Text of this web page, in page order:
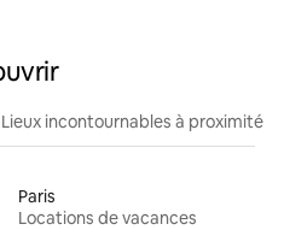
Lieux incontournables à proximité
Paris
Locations de vacances